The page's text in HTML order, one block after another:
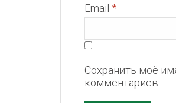
Email *
Сохранить моё
комментариев.